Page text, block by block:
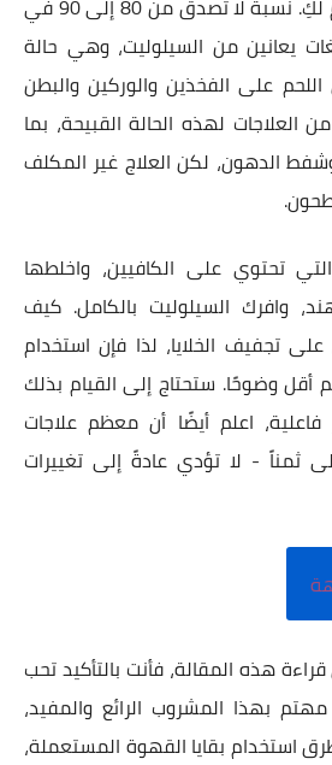
سيداتي، هذا الاستخدام لكِ. نسبة لا تصدق من 80 إلى 90 في
يعانين من السيلوليت، وهي حالة
على الفخذين والوركين والبطن
العلاجات لهذه الحالة القبيحة، بما
الدهون، لكن العلاج غير المكلف
تحتوي على الكافيين، واخلطها
وافرك السيلوليت بالكامل. كيف
تجفيف الخلايا، لذا فإن استخدام
وضوحًا. ستحتاج إلى القيام بذلك
اعلم أيضًا أن معظم علاجات
ثمناً - لا تؤدي عادةً إلى تغييرات
هذه المقالة، فأنت بالتأكيد تحب
بهذا المشروب الرائع والمفيد،
استخدام بقايا القهوة المستعملة،